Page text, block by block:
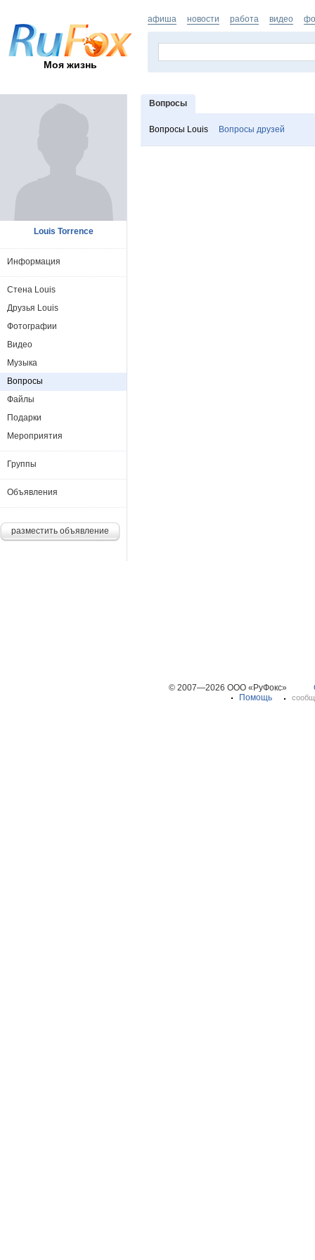
Моя жизнь
афиша новости работа видео
Вопросы
Вопросы Louis Вопросы друзей
Louis Torrence
Информация
Стена Louis
Друзья Louis
Фотографии
Видео
Музыка
Вопросы
Файлы
Подарки
Мероприятия
Группы
Объявления
разместить объявление
© 2007—2026 ООО «РуФокс»
Помощь